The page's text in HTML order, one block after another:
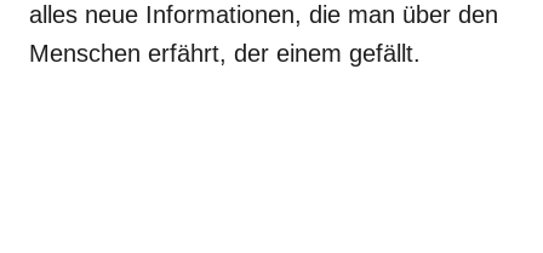
alles neue Informationen, die man über den
Menschen erfährt, der einem gefällt.